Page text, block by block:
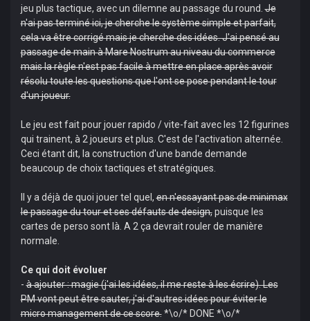
jeu plus tactique, avec un dilemne au passage du round.Je
n'ai pas terminé ici, je cherche le système simple et parfait,
cela va être corrigé mais je cherche des idées. J'ai pensé au
passage de main à Mare Nostrum au niveau du commerce
mais la règle n'est pas facile à mettre en place après avoir
résolu toute les questions que l'ont se pose pendant le tour
d'un joueur.
Le jeu est fait pour jouer rapido / vite-fait avec les 12 figurines
qui trainent, à 2 joueurs et plus. C'est de l'activation alternée.
Ceci étant dit, la construction d'une bande demande
beaucoup de choix tactiques et stratégiques.
Il y a déjà de quoi jouer tel quel,en n'essayant pas de minimax
le passage du tour et ses défauts de design,puisque les
cartes de perso sont là. A 2 ça devrait rouler de manière
normale.
Ce qui doit évoluer
-à ajouter : magie (j'ai les idées, il me reste à les écrire). Les
PM vont peut être sauter, j'ai d'autres idées pour éviter le
micro management de ce score.*\o/* DONE *\o/*